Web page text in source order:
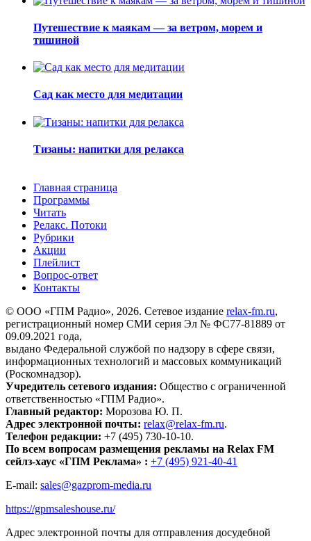
Путешествие к маякам — за ветром, морем и
тишиной
Сад как место для медитации
Тизаны: напитки для релакса
Главная страница
Программы
Читать
Релакс. Потоки
Рубрики
Акции
Плейлист
Вопрос-ответ
Контакты
© ООО «ГПМ Радио», 2026. Сетевое издание relax-fm.ru,
регистрационный номер СМИ серия Эл № ФС77-81889 от
09.09.2021 года,
выдано Федеральной службой по надзору в сфере связи,
информационных технологий и массовых коммуникаций
(Роскомнадзор).
Учредитель сетевого издания: Общество с ограниченной
ответственностью «ГПМ Радио».
Главный редактор: Морозова Ю. П.
Адрес электронной почты: relax@relax-fm.ru.
Телефон редакции: +7 (495) 730-10-10.
По всем вопросам размещения рекламы на Relax FM
сейлз-хаус «ГПМ Реклама» : +7 (495) 921-40-41
E-mail: sales@gazprom-media.ru
https://gpmsaleshouse.ru/
Адрес электронной почты для отправления досудебной